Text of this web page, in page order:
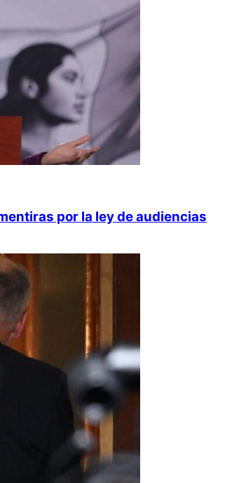
por la ley de audiencias